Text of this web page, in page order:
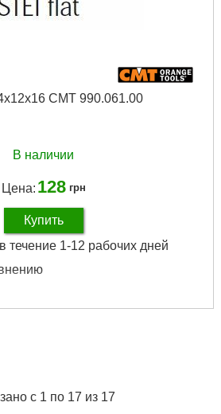
CMT 990.061.00
В наличии
Цена: 128 грн
Купить
течение 1-12 рабочих дней
с 1 по 17 из 17